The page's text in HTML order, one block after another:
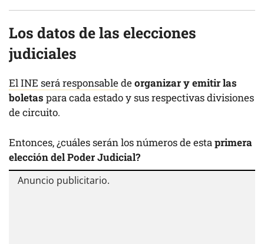
Los datos de las elecciones
judiciales
El INE será responsabledeorganizar y emitir las
boletas para cada estado y sus respectivas divisiones
de circuito.
Entonces, ¿cuáles serán los números de estaprimera
elección del Poder Judicial?